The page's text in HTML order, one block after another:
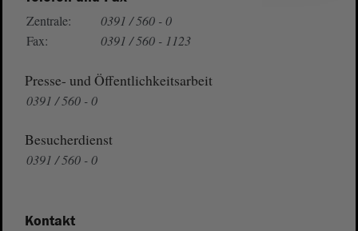
Zentrale:
0391 / 560 - 0
Fax:
0391 / 560 - 1123
Presse- und Öffentlichkeitsarbeit
0391 / 560 - 0
Besucherdienst
0391 / 560 - 0
Kontakt